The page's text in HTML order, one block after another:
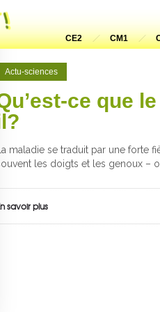
CE2 CM1
Actu-sciences
ce que
La maladie se traduit par une forte
les doigts et les genoux –
savoir plus